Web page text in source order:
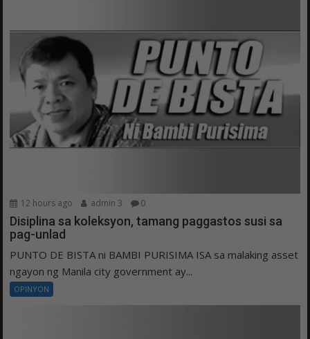
12 hours ago admin 3 0
Disiplina sa koleksyon, tamang paggastos susi sa
pag-unlad
PUNTO DE BISTA ni BAMBI PURISIMA ISA sa malaking asset
ngayon ng Manila city government ay...
OPINYON